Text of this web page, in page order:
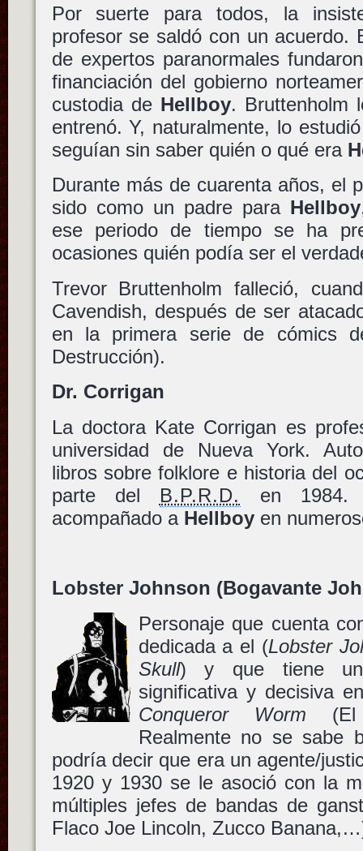
Por suerte para todos, la
profesor se saldó con un acuerdo.
de expertos paranormales
financiación del gobierno
custodia de Hellboy. Bruttenholm
entrenó. Y, naturalmente, lo
seguían sin saber quién o qué era
Durante más de cuarenta años, el
sido como un padre para Hellboy
ese periodo de tiempo se ha
ocasiones quién podía ser el
Trevor Bruttenholm falleció,
Cavendish, después de ser
en la primera serie de cómics
Destrucción).
Dr. Corrigan
La doctora Kate Corrigan es
universidad de Nueva York.
libros sobre folklore e historia del
parte del B.P.R.D.
en 1984.
acompañado a Hellboyen
Lobster Johnson (Bogavante
Personaje que cuenta
dedicada a el (Lobster
Skull) y que tiene
significativa y decisiva
Conqueror Worm
Realmente no se sabe
podría decir que era un agente/
1920 y 1930 se le asoció con la
múltiples jefes de bandas de
Flaco Joe Lincoln, Zucco